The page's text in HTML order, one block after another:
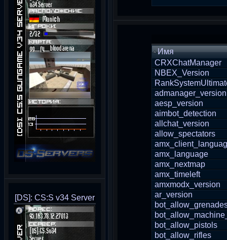
[DS]: CS:S v34 Server
Имя
CRXChatManager
NBEX_Version
admanager_version
aesp_version
aimbot_detection
allchat_version
allow_spectators
amx_language
amx_nextmap
amx_timeleft
amxmodx_version
ar_version
bot_allow_pistols
bot_allow_rifles